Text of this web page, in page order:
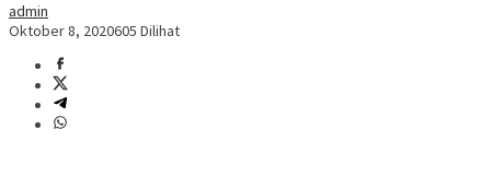
admin
Oktober 8, 2020605 Dilihat